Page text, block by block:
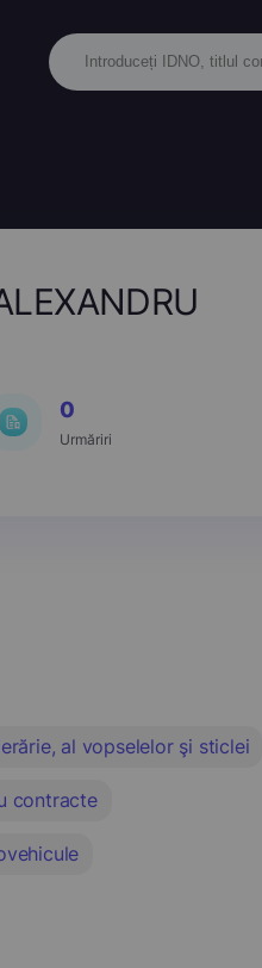
0
Urmăriri
al vopselelor şi sticlei
contracte